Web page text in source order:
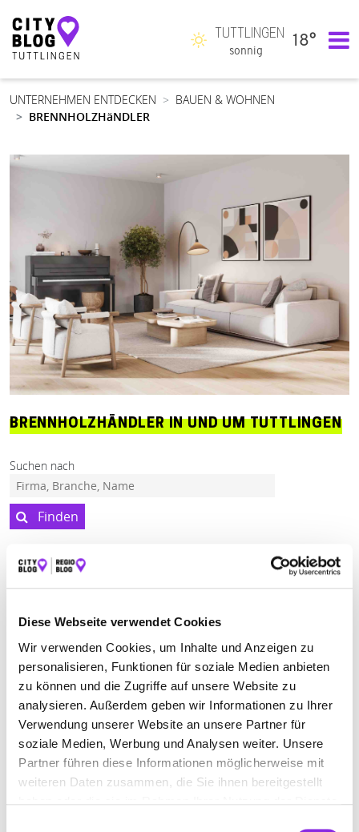
Diese Webseite verwendet Cookies
Wir verwenden Cookies, um Inhalte und Anzeigen zu
personalisieren, Funktionen für soziale Medien anbieten
zu können und die Zugriffe auf unsere Website zu
analysieren. Außerdem geben wir Informationen zu Ihrer
Verwendung unserer Website an unsere Partner für
soziale Medien, Werbung und Analysen weiter. Unsere
Partner führen diese Informationen möglicherweise mit
weiteren Daten zusammen, die Sie ihnen bereitgestellt
Hauptnavigation
TUTTLINGEN
sonnig
18°
UNTERNEHMEN ENTDECKEN
BAUEN & WOHNEN
BRENNHOLZHäNDLER
BRENNHOLZHÄNDLER IN UND UM TUTTLINGEN
Suchen nach
Finden
ALLE GOSHEIM
Keine Öffnungszeiten angegeben
GRULER BRENNHOLZ
Industriestr. 36| 78559 Gosheim DE
www.gruler-brennholz.de